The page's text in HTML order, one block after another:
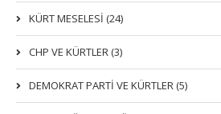
KÜRT MESELESİ (24)
CHP VE KÜRTLER (3)
DEMOKRAT PARTI VE KÜRTLER (5)